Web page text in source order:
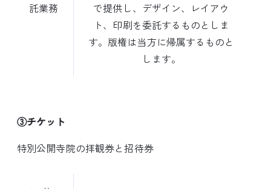
託業務
で提供し、デザイン、レイアウ
ト、印刷を委託するものとしま
す。版権は当方に帰属するものと
します。
③チケット
特別公開寺院の拝観券と招待券